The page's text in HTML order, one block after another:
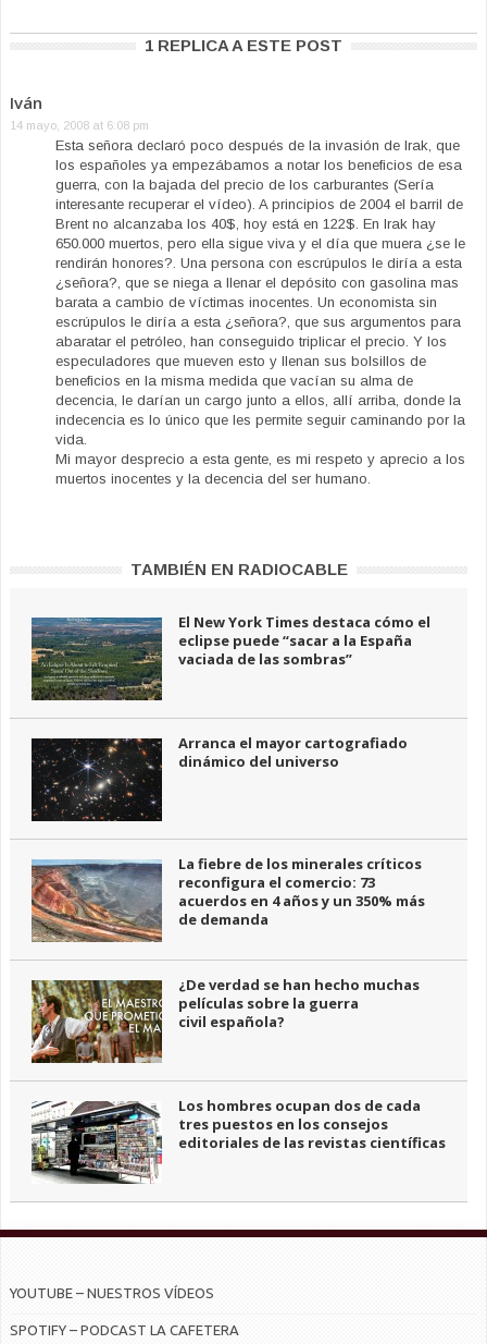
1 REPLICA A ESTE POST
Iván
14 mayo, 2008 at 6:08 pm
Esta señora declaró poco después de la invasión de Irak, que
los españoles ya empezábamos a notar los beneficios de esa
guerra, con la bajada del precio de los carburantes (Sería
interesante recuperar el vídeo). A principios de 2004 el barril de
Brent no alcanzaba los 40$, hoy está en 122$. En Irak hay
650.000 muertos, pero ella sigue viva y el día que muera ¿se le
rendirán honores?. Una persona con escrúpulos le diría a esta
¿señora?, que se niega a llenar el depósito con gasolina mas
barata a cambio de víctimas inocentes. Un economista sin
escrúpulos le diría a esta ¿señora?, que sus argumentos para
abaratar el petróleo, han conseguido triplicar el precio. Y los
especuladores que mueven esto y llenan sus bolsillos de
beneficios en la misma medida que vacían su alma de
decencia, le darían un cargo junto a ellos, allí arriba, donde la
indecencia es lo único que les permite seguir caminando por la
vida.
Mi mayor desprecio a esta gente, es mi respeto y aprecio a los
muertos inocentes y la decencia del ser humano.
TAMBIÉN EN RADIOCABLE
El New York Times destaca cómo el
eclipse puede “sacar a la España
vaciada de las sombras”
Arranca el mayor cartografiado
dinámico del universo
La fiebre de los minerales críticos
reconfigura el comercio: 73
acuerdos en 4 años y un 350% más
de demanda
¿De verdad se han hecho muchas
películas sobre la guerra
civil española?
Los hombres ocupan dos de cada
tres puestos en los consejos
editoriales de las revistas científicas
YOUTUBE – NUESTROS VÍDEOS
SPOTIFY – PODCAST LA CAFETERA